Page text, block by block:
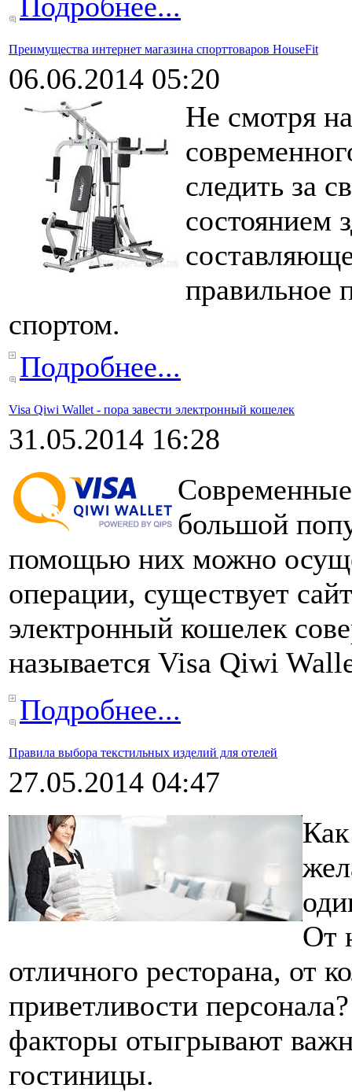
Преимущества интернет магазина спорттоваров HouseFit
06.06.2014 05:20
Не смотря
следить за
состоянием
правильное
спортом.
Подробнее...
Visa Qiwi Wallet - пора завести электронный кошелек
31.05.2014 16:28
большой
помощью них можно
операции, существует
электронный кошелек
называется Visa Qiwi
Подробнее...
Правила выбора текстильных изделий для отелей
27.05.2014 04:47
От
отличного ресторана, от
приветливости
факторы отыгрывают
гостиницы.